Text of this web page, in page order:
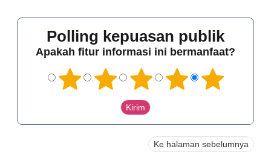
Polling kepuasan publik
Apakah fitur informasi ini bermanfaat?
Ke halaman sebelumnya